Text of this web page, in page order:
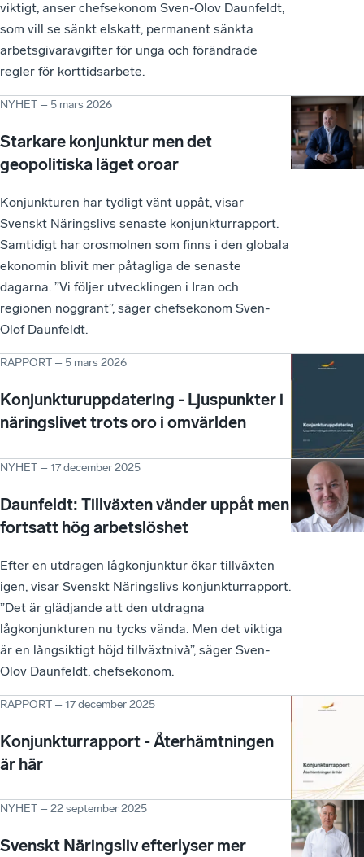
viktigt, anser chefsekonom Sven-Olov Daunfeldt,
som vill se sänkt elskatt, permanent sänkta
arbetsgivaravgifter för unga och förändrade
regler för korttidsarbete.
NYHET –5 mars 2026
Starkare konjunktur men det
geopolitiska läget oroar
Konjunkturen har tydligt vänt uppåt, visar
Svenskt Näringslivs senaste konjunkturrapport.
Samtidigt har orosmolnen som finns i den globala
ekonomin blivit mer påtagliga de senaste
dagarna. ”Vi följer utvecklingen i Iran och
regionen noggrant”, säger chefsekonom Sven-
Olof Daunfeldt.
RAPPORT –5 mars 2026
Konjunkturuppdatering - Ljuspunkter i
näringslivet trots oro i omvärlden
NYHET –17 december 2025
Daunfeldt: Tillväxten vänder uppåt men
fortsatt hög arbetslöshet
Efter en utdragen lågkonjunktur ökar tillväxten
igen, visar Svenskt Näringslivs konjunkturrapport.
”Det är glädjande att den utdragna
lågkonjunkturen nu tycks vända. Men det viktiga
är en långsiktigt höjd tillväxtnivå”, säger Sven-
Olov Daunfeldt, chefsekonom.
RAPPORT –17 december 2025
Konjunkturrapport - Återhämtningen
är här
NYHET –22 september 2025
Svenskt Näringsliv efterlyser mer